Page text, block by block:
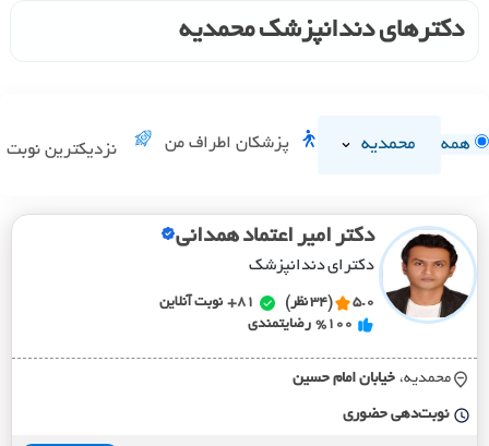
دکترهای دندانپزشک محمدیه
همه محمدیه پزشکان اطراف من نزدیکترین نوبت
دکتر امیر اعتماد همدانی
دکترای دندانپزشک
5.0 (34 نظر) 81+
نوبت آنلاین
%100 رضایتمندی
محمدیه، خيابان امام حسين
نوبت‌دهی حضوری